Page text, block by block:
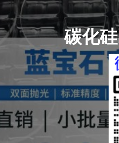
碳化